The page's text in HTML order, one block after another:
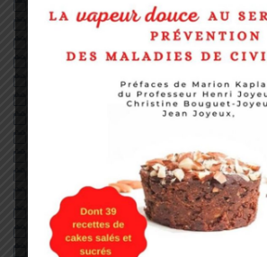
décembre 2018
octobre 2018
septembre 2018
mars 2018
février 2018
janvier 2018
décembre 2017